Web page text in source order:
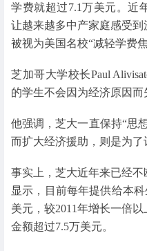
学费就超过7.1万美元。近
让越来越多中产家庭感受到
被视为美国名校“减轻学费
芝加哥大学校长Paul
的学生不会因为经济原因而
他强调，芝大一直保持“思
而扩大经济援助，则是为了
事实上，芝大近年来已经
显示，目前每年提供给本
美元，较2011年增长一倍
金额超过7.5万美元。